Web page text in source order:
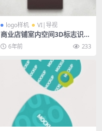
logo样机 VI|导视
商业店铺室内空间3D标志识门
牌LOGO贴图VI导视智能贴图
PS样机素材
6年前 233